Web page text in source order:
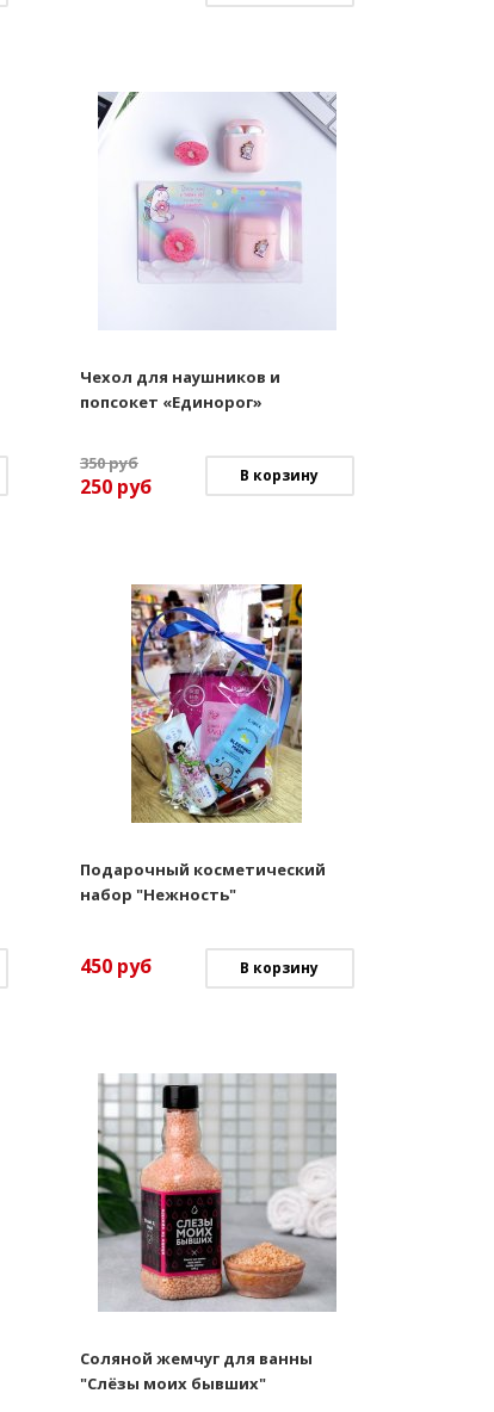
Чехол для наушников и
попсокет «Единорог»
350руб
250 руб В корзину
Подарочный косметический
набор "Нежность"
450 руб В корзину
Соляной жемчуг для ванны
"Слёзы моих бывших"